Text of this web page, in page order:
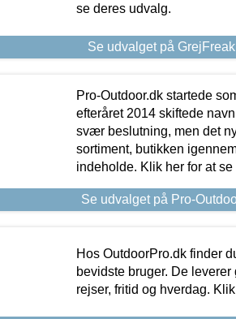
se deres udvalg.
Se udvalget på
Pro-Outdoor.dk startede
efteråret 2014 skiftede
svær beslutning, men det
sortiment, butikken
indeholde. Klik her for at
Se udvalget på Pro-
Hos OutdoorPro.dk finder
bevidste bruger. De
rejser, fritid og hverdag.